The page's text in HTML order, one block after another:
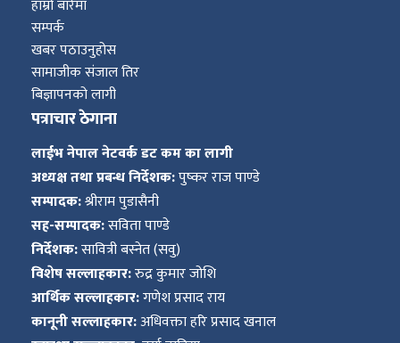
हाम्रो बारेमा
सम्पर्क
खबर पठाउनुहोस
सामाजीक संजाल तिर
बिज्ञापनको लागी
पत्राचार ठेगाना
लाईभ नेपाल नेटवर्क डट कम का लागी
अध्यक्ष तथा प्रबन्ध निर्देशक:पुष्कर राज पाण्डे
सम्पादक:श्रीराम पुडासैनी
सह-सम्पादक:सविता पाण्डे
निर्देशक:सावित्री बस्नेत (सवु)
विशेष सल्लाहकार:रुद्र कुमार जोशि
आर्थिक सल्लाहकार:गणेश प्रसाद राय
कानूनी सल्लाहकार:अधिवक्ता हरि प्रसाद खनाल